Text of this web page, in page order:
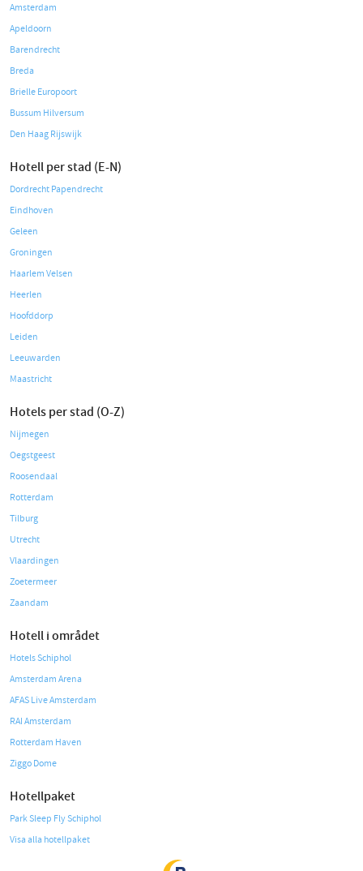
Amsterdam
Apeldoorn
Barendrecht
Breda
Brielle Europoort
Bussum Hilversum
Den Haag Rijswijk
Hotell per stad (E-N)
Dordrecht Papendrecht
Eindhoven
Geleen
Groningen
Haarlem Velsen
Heerlen
Hoofddorp
Leiden
Leeuwarden
Maastricht
Hotels per stad (O-Z)
Nijmegen
Oegstgeest
Roosendaal
Rotterdam
Tilburg
Utrecht
Vlaardingen
Zoetermeer
Zaandam
Hotell i området
Hotels Schiphol
Amsterdam Arena
AFAS Live Amsterdam
RAI Amsterdam
Rotterdam Haven
Ziggo Dome
Hotellpaket
Park Sleep Fly Schiphol
Visa alla hotellpaket